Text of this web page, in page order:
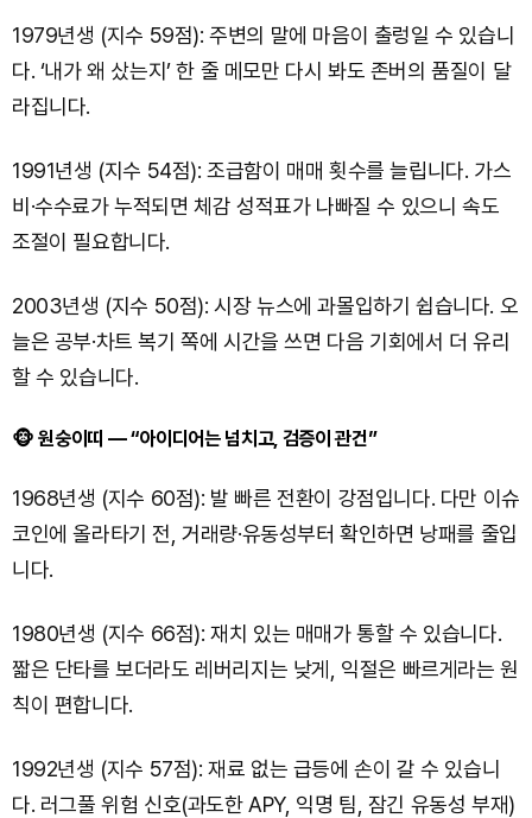
1979년생 (지수 59점): 주변의 말에 마음이 출렁일 수 있습니
다. ‘내가 왜 샀는지’ 한 줄 메모만 다시 봐도 존버의 품질이 달
라집니다.
1991년생 (지수 54점): 조급함이 매매 횟수를 늘립니다. 가스
비·수수료가 누적되면 체감 성적표가 나빠질 수 있으니 속도
조절이 필요합니다.
2003년생 (지수 50점): 시장 뉴스에 과몰입하기 쉽습니다. 오
늘은 공부·차트 복기 쪽에 시간을 쓰면 다음 기회에서 더 유리
할 수 있습니다.
🐵 원숭이띠 — “아이디어는 넘치고, 검증이 관건”
1968년생 (지수 60점): 발 빠른 전환이 강점입니다. 다만 이슈
코인에 올라타기 전, 거래량·유동성부터 확인하면 낭패를 줄입
니다.
1980년생 (지수 66점): 재치 있는 매매가 통할 수 있습니다.
짧은 단타를 보더라도 레버리지는 낮게, 익절은 빠르게라는 원
칙이 편합니다.
1992년생 (지수 57점): 재료 없는 급등에 손이 갈 수 있습니
다. 러그풀 위험 신호(과도한 APY, 익명 팀, 잠긴 유동성 부재)